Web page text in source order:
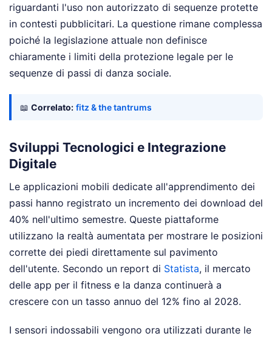
riguardanti l'uso non autorizzato di sequenze protette
in contesti pubblicitari. La questione rimane complessa
poiché la legislazione attuale non definisce
chiaramente i limiti della protezione legale per le
sequenze di passi di danza sociale.
📖 Correlato: fitz & the tantrums
Sviluppi Tecnologici e Integrazione
Digitale
Le applicazioni mobili dedicate all'apprendimento dei
passi hanno registrato un incremento dei download del
40% nell'ultimo semestre. Queste piattaforme
utilizzano la realtà aumentata per mostrare le posizioni
corrette dei piedi direttamente sul pavimento
dell'utente. Secondo un report di Statista, il mercato
delle app per il fitness e la danza continuerà a
crescere con un tasso annuo del 12% fino al 2028.
I sensori indossabili vengono ora utilizzati durante le